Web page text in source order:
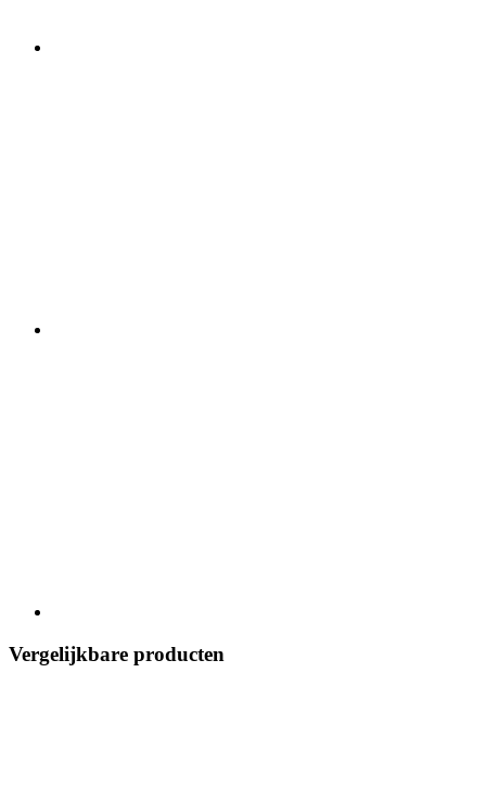
Vergelijkbare producten